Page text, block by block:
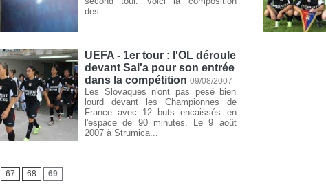
des...
UEFA - 1er tour : l'OL déroule
devant Sal'a pour son entrée
dans la compétition 09/08/2007
Les Slovaques n'ont pas pesé bien
lourd devant les Championnes de
France avec 12 buts encaissés en
l'espace de 90 minutes. Le 9 août
2007 à Strumica...
67 68 69